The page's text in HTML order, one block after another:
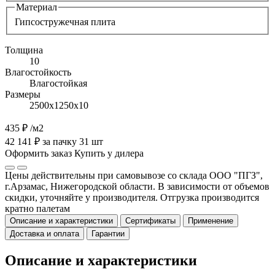
Материал
Гипсостружечная плита
Толщина
10
Влагостойкость
Влагостойкая
Размеры
2500х1250х10
435 ₽ /м2
42 141 ₽ за пачку 31 шт
Оформить заказ Купить у дилера
Цены действительны при самовывозе со склада ООО "ПГЗ",
г.Арзамас, Нижегородской области. В зависимости от объемов
скидки, уточняйте у производителя. Отгрузка производится
кратно палетам
Описание и характеристики Сертификаты
Применение
Доставка и оплата
Гарантии
Описание и характеристики